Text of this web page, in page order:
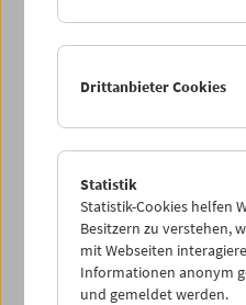
So
PROGRAMM
Drittanbieter Cookies
Statistik
Statistik-Cookies helfen
Besitzern zu verstehen,
mit Webseiten
Informationen anonym
und gemeldet werden.